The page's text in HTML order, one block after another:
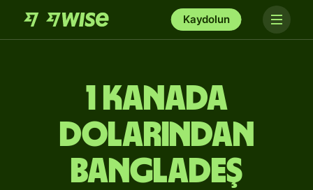
Kaydolun
1 Kanada
dolarından
Bangladeş